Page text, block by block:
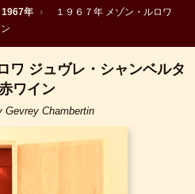
1967年 ›
１９６７年 メゾン・ルロワ
ワ ジュヴレ・シャンベルタ
ワイン
Gevrey Chambertin